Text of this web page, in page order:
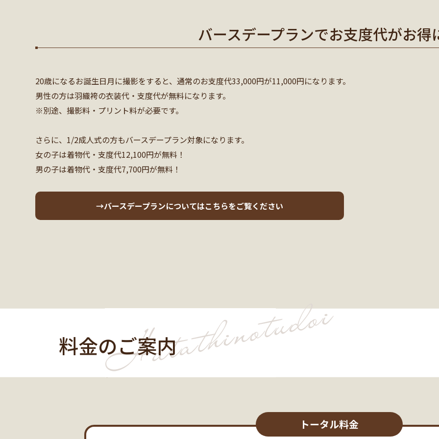
バースデープランでお支度代がお得
20歳になるお誕生日月に撮影をすると、通常のお支度代33,000円が11,000円になります。
男性の方は羽織袴の衣装代・支度代が無料になります。
※別途、撮影料・プリント料が必要です。
さらに、1/2成人式の方もバースデープラン対象になります。
女の子は着物代・支度代12,100円が無料！
男の子は着物代・支度代7,700円が無料！
→バースデープランについてはこちらをご覧ください
料金のご案内
トータル料金